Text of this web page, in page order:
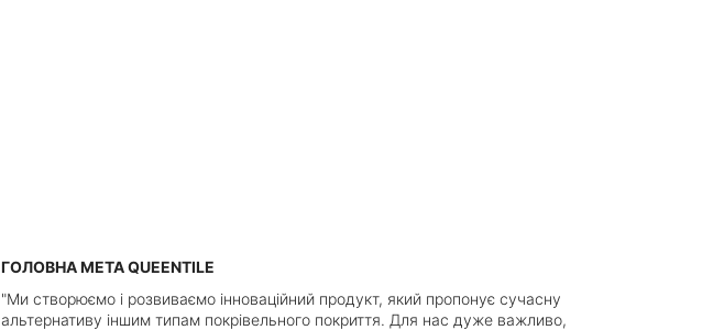
ГОЛОВНА МЕТА QUEENTILE
"Ми створюємо і розвиваємо інноваційний продукт, який пропонує сучасну
альтернативу іншим типам покрівельного покриття. Для нас дуже важливо,